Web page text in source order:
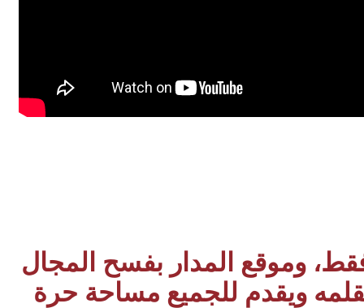
وموقع المدار بفسح المجال
ويقدم للجميع مساحة حرة